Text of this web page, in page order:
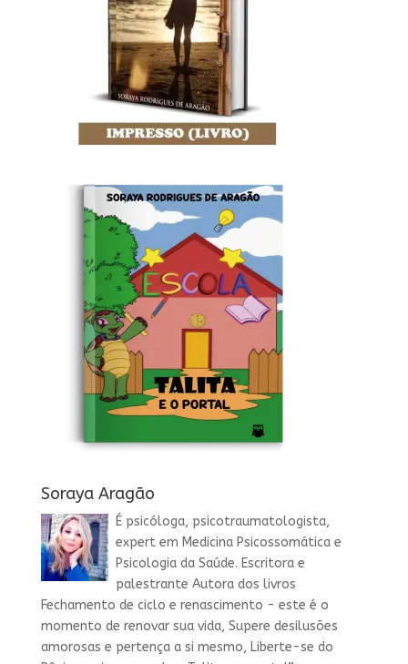
Soraya Aragão
É psicóloga, psicotraumatologista,
expert em Medicina Psicossomática e
Psicologia da Saúde. Escritora e
palestrante Autora dos livros
Fechamento de ciclo e renascimento - este é o
momento de renovar sua vida, Supere desilusões
amorosas e pertença a si mesmo, Liberte-se do